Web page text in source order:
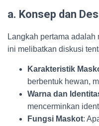
a. Konsep dan
Langkah pertama adalah
ini melibatkan diskusi
Karakteristik
berbentuk hewan,
Warna dan
mencerminkan
Fungsi Maskot: